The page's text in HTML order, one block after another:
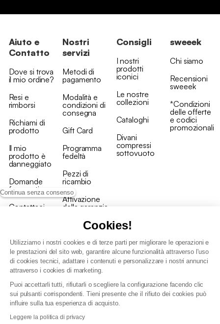
Continua senza consenso
Cookies!
Utilizziamo i nostri cookies e di terze parti per migliorare le operazioni e
le prestazioni del sito web, garantire alcune funzionalità attraverso l'uso
di cookies tecnici, adattare i contenuti e personalizzare i nostri annunci
attraverso i cookies di marketing.
Puoi accettarli tutti, rifiutarli o scegliere la configurazione facendo clic
sui pulsanti corrispondenti. Tieni presente che il rifiuto dei cookies può
influire sulla tua esperienza di acquisto.
Leggere la politica di privacy
Aiuto e
Contatto
Dove si trova
il mio ordine?
Resi e
rimborsi
Richiami di
prodotto
Il mio
prodotto è
danneggiato
Domande
frequenti
Contattaci
Nostri
servizi
Metodi di
pagamento
Modalità e
condizioni di
consegna
Gift Card
Programma
fedeltà
Pezzi di
ricambio
Attivazione
della garanzia
Consigli
I nostri
prodotti
iconici
Le nostre
collezioni
Cataloghi
Divani
compressi
sottovuoto
sweeek
Chi siamo
Recensioni
sweeek
*Condizioni
delle offerte
e codici
promozionali
Condizioni generali vendita
Politica di gestione dei dati personali e dei cookie
Condizioni generali di vendita per clienti professionali
Dichiarazione di accessibilità